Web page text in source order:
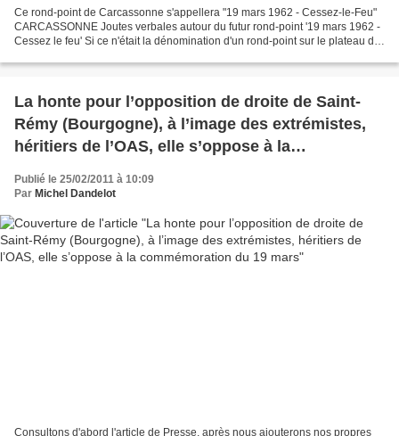
Ce rond-point de Carcassonne s'appellera "19 mars 1962 - Cessez-le-Feu"
CARCASSONNE Joutes verbales autour du futur rond-point '19 mars 1962 -
Cessez le feu' Si ce n'était la dénomination d'un rond-point sur le plateau de
La honte pour l’opposition de droite de Saint-
Rémy (Bourgogne), à l’image des extrémistes,
héritiers de l’OAS, elle s’oppose à la
commémoration du 19 mars
Publié le 25/02/2011 à 10:09
Par Michel Dandelot
Consultons d'abord l'article de Presse, après nous ajouterons nos propres